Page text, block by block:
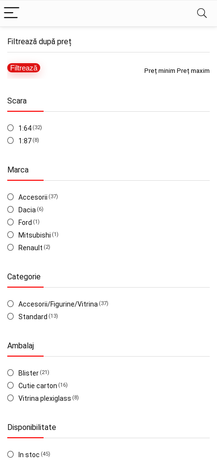
Filtrează după preț
Preț minim Preț maxim
Filtrează
Scara
1:64 (32)
1:87 (8)
Marca
Accesorii (37)
Dacia (6)
Ford (1)
Mitsubishi (1)
Renault (2)
Categorie
Accesorii/Figurine/Vitrina (37)
Standard (13)
Ambalaj
Blister (21)
Cutie carton (16)
Vitrina plexiglass (8)
Disponibilitate
In stoc (45)